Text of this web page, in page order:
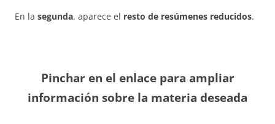
En la segunda, aparece el resto de resúmenes reducidos.
Pinchar en el enlace para ampliar
información sobre la materia deseada